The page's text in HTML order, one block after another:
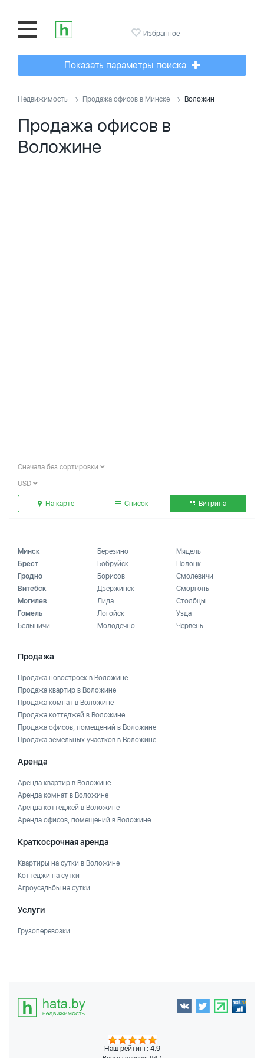
Избранное
Показать параметры поиска
Недвижимость Продажа офисов в Минске Воложин
Продажа офисов в
Воложине
Сначала без сортировки
USD
На карте Список Витрина
Минск
Брест
Гродно
Витебск
Могилев
Гомель
Белыничи
Березино
Бобруйск
Борисов
Дзержинск
Лида
Логойск
Молодечно
Мядель
Полоцк
Смолевичи
Сморгонь
Столбцы
Узда
Червень
Продажа
Продажа новостроек в Воложине
Продажа квартир в Воложине
Продажа комнат в Воложине
Продажа коттеджей в Воложине
Продажа офисов, помещений в Воложине
Продажа земельных участков в Воложине
Аренда
Аренда квартир в Воложине
Аренда комнат в Воложине
Аренда коттеджей в Воложине
Аренда офисов, помещений в Воложине
Краткосрочная аренда
Квартиры на сутки в Воложине
Коттеджи на сутки
Агроусадьбы на сутки
Услуги
Грузоперевозки
Наш рейтинг: 4.9